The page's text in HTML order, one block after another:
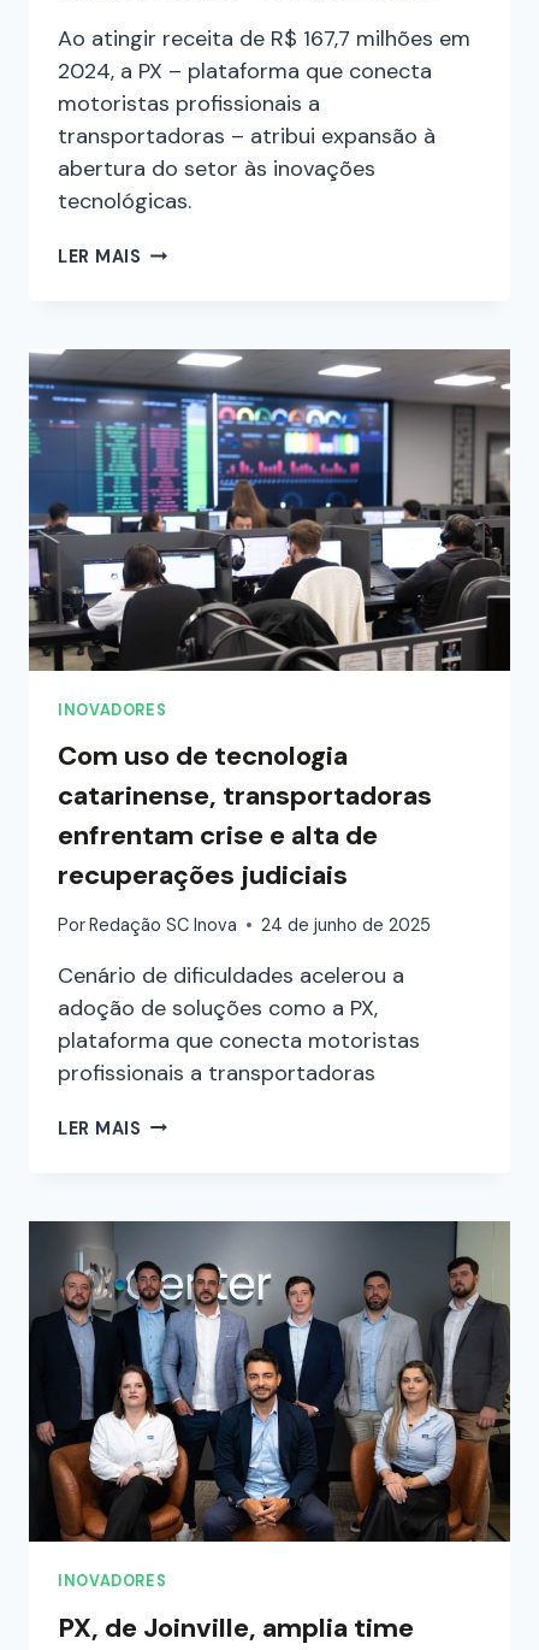
Ao atingir receita de R$ 167,7 milhões em
2024, a PX – plataforma que conecta
motoristas profissionais a
transportadoras – atribui expansão à
abertura do setor às inovações
tecnológicas.
LER MAIS
INOVADORES
Com uso de tecnologia
catarinense, transportadoras
enfrentam crise e alta de
recuperações judiciais
PorRedação SC Inova 24 de junho de 2025
Cenário de dificuldades acelerou a
adoção de soluções como a PX,
plataforma que conecta motoristas
profissionais a transportadoras
LER MAIS
INOVADORES
PX, de Joinville, amplia time